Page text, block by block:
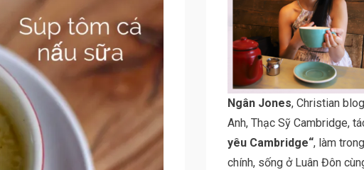
Ngân Jones, Christian
Anh, Thạc Sỹ Cambridge,
yêu Cambridge“, làm
chính, sống ở Luân Đôn